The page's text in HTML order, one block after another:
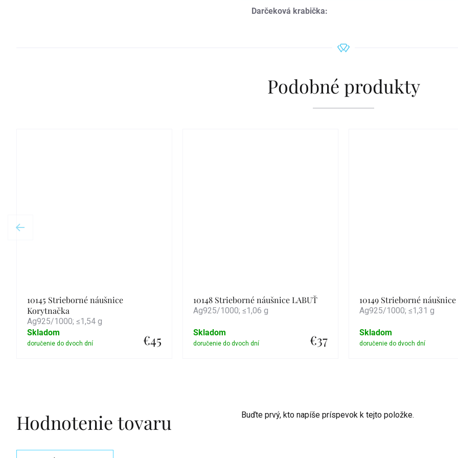
Darčeková krabička:
Podobné produkty
10145 Strieborné náušnice
Korytnačka
Ag925/1000; ≤1,54 g
€45
Skladom
10148 Strieborné náušnice LABUŤ
Ag925/1000; ≤1,06 g
€37
Skladom
10149 Strieborné
Ag925/1000; ≤1,31 g
Skladom
Hodnotenie tovaru Buďte prvý, kto napíše príspevok k tejto položke.